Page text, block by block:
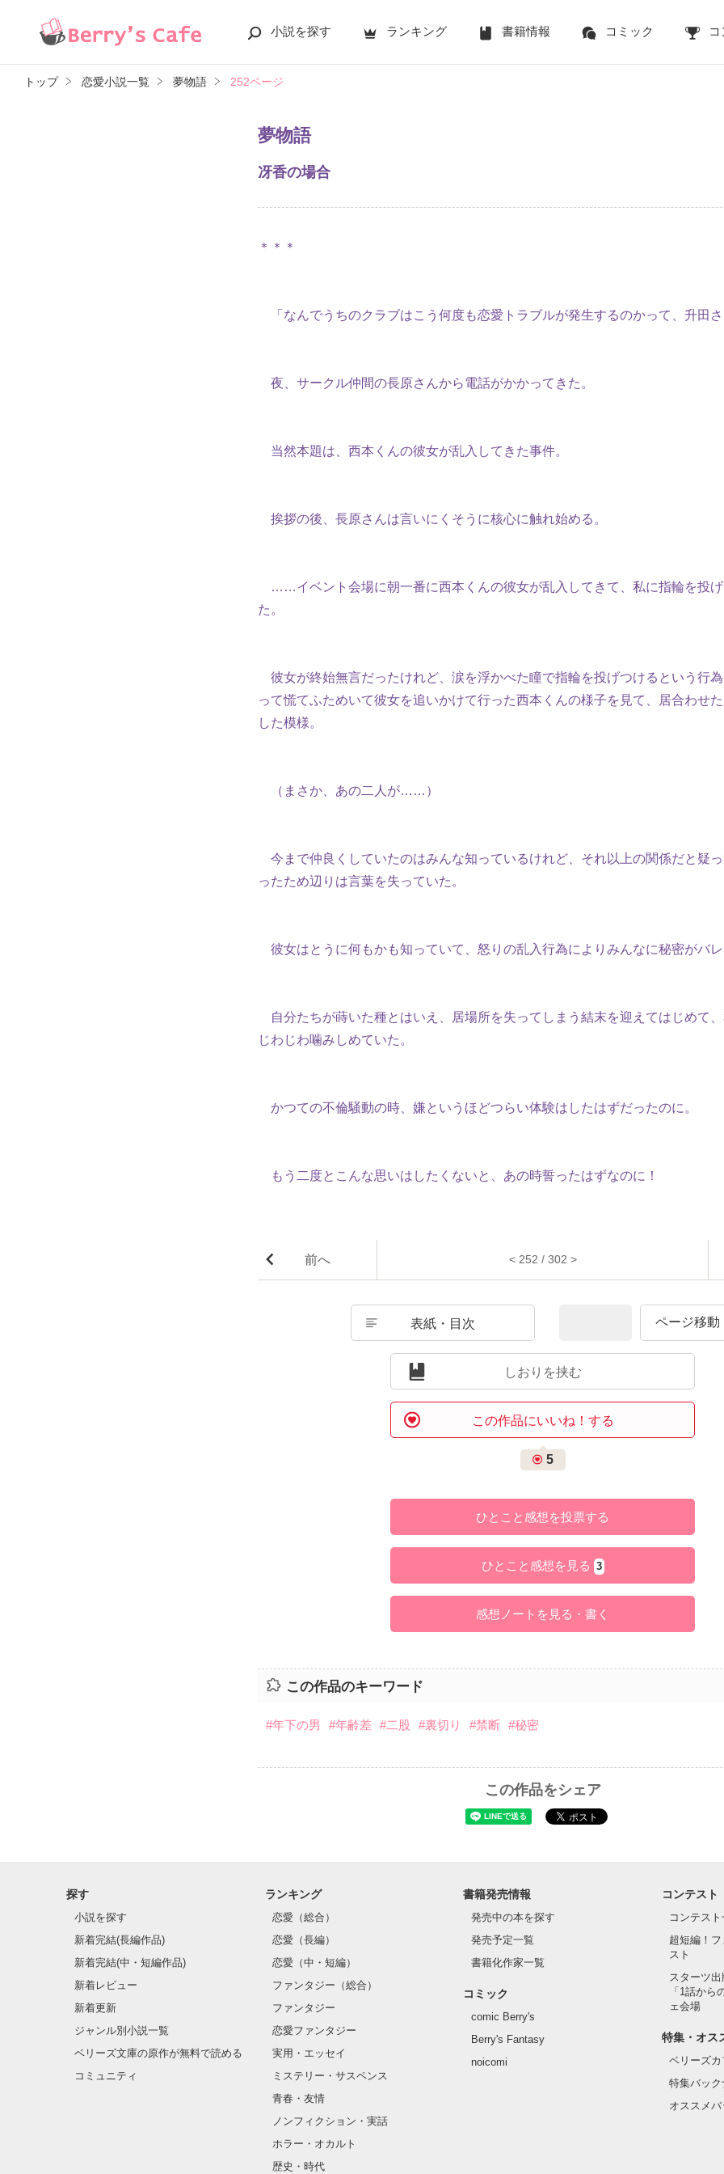
小説を探す ランキング 書籍情報 コミック
トップ 恋愛小説一覧 夢物語 252ページ
夢物語
冴香の場合
＊＊＊
「なんでうちのクラブはこう何度も恋愛トラブルが発生するのかって、升田
夜、サークル仲間の長原さんから電話がかかってきた。
当然本題は、西本くんの彼女が乱入してきた事件。
挨拶の後、長原さんは言いにくそうに核心に触れ始める。
……イベント会場に朝一番に西本くんの彼女が乱入してきて、私に指輪を投
た。
彼女が終始無言だったけれど、涙を浮かべた瞳で指輪を投げつけるという行
って慌てふためいて彼女を追いかけて行った西本くんの様子を見て、居合わせ
した模様。
（まさか、あの二人が……）
今まで仲良くしていたのはみんな知っているけれど、それ以上の関係だと疑
ったため辺りは言葉を失っていた。
彼女はとうに何もかも知っていて、怒りの乱入行為によりみんなに秘密がバ
自分たちが蒔いた種とはいえ、居場所を失ってしまう結末を迎えてはじめて
じわじわ噛みしめていた。
かつての不倫騒動の時、嫌というほどつらい体験はしたはずだったのに。
もう二度とこんな思いはしたくないと、あの時誓ったはずなのに！
前へ < 252 / 302 >
表紙・目次
しおりを挟む
この作品にいいね！する
5
ひとこと感想を投票する
ひとこと感想を見る 3
感想ノートを見る・書く
この作品のキーワード
#年下の男 #年齢差 #二股 #裏切り #禁断 #秘密
この作品をシェア
探す
小説を探す
新着完結(長編作品)
新着完結(中・短編作品)
新着レビュー
新着更新
ジャンル別小説一覧
ベリーズ文庫の原作が無料で読める
コミュニティ
ランキング
恋愛（総合）
恋愛（長編）
恋愛（中・短編）
ファンタジー（総合）
ファンタジー
恋愛ファンタジー
実用・エッセイ
ミステリー・サスペンス
青春・友情
ノンフィクション・実話
ホラー・オカルト
歴史・時代
書籍発売情報
発売中の本を探す
発売予定一覧
書籍化作家一覧
コミック
comic Berry's
Berry's Fantasy
noicomi
コンテスト
コンテス
超短編！
スト
スターツ
「1話から
ェ会場
特集・オス
ベリーズ
特集バッ
オススメ